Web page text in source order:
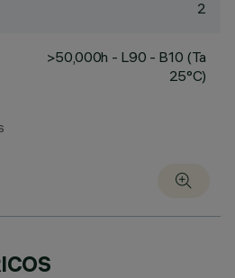
2
>50,000h - L90 - B10 (Ta
25°C)